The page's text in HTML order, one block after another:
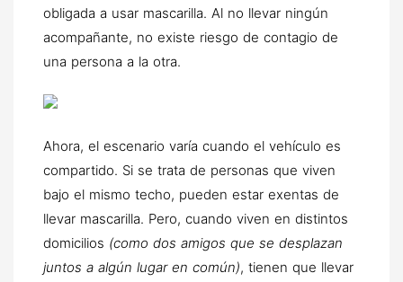
obligada a usar mascarilla. Al no llevar ningún
acompañante, no existe riesgo de contagio de
una persona a la otra.
Ahora, el escenario varía cuando el vehículo es
compartido. Si se trata de personas que viven
bajo el mismo techo, pueden estar exentas de
llevar mascarilla. Pero, cuando viven en distintos
domicilios (como dos amigos que se desplazan
juntos a algún lugar en común), tienen que llevar